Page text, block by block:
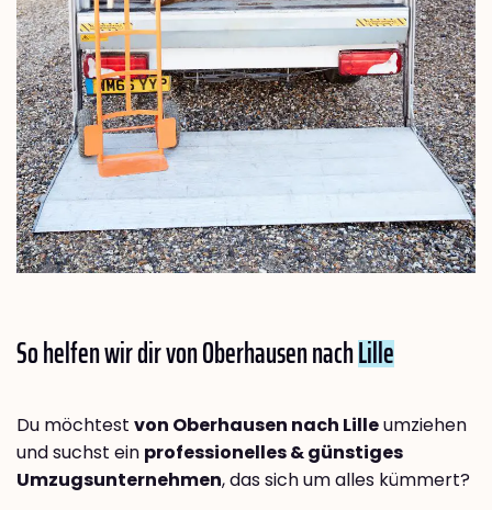
So helfen wir dir von Oberhausen nachLille
Du möchtest von Oberhausen nach Lilleumziehen
und suchst ein professionelles & günstiges
Umzugsunternehmen, das sich um alles kümmert?